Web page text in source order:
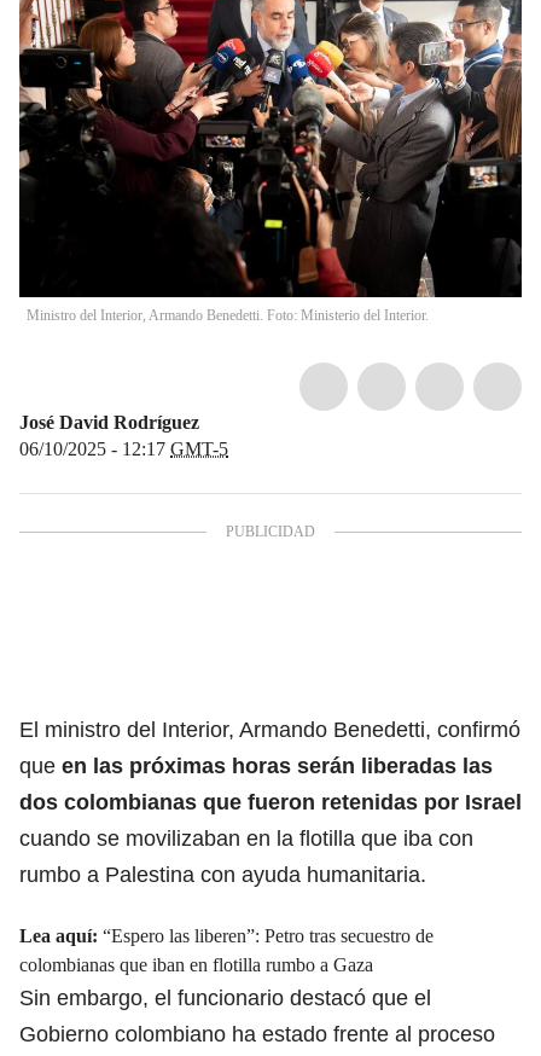
Ministro del Interior, Armando Benedetti. Foto: Ministerio del Interior.
José David Rodríguez
06/10/2025 - 12:17 GMT-5
El ministro del Interior, Armando Benedetti, confirmó
que en las próximas horas serán liberadas las
dos colombianas que fueron retenidas por Israel
cuando se movilizaban en la flotilla que iba con
rumbo a Palestina con ayuda humanitaria.
Lea aquí: “Espero las liberen”: Petro tras secuestro de
colombianas que iban en flotilla rumbo a Gaza
Sin embargo, el funcionario destacó que el
Gobierno colombiano ha estado frente al proceso